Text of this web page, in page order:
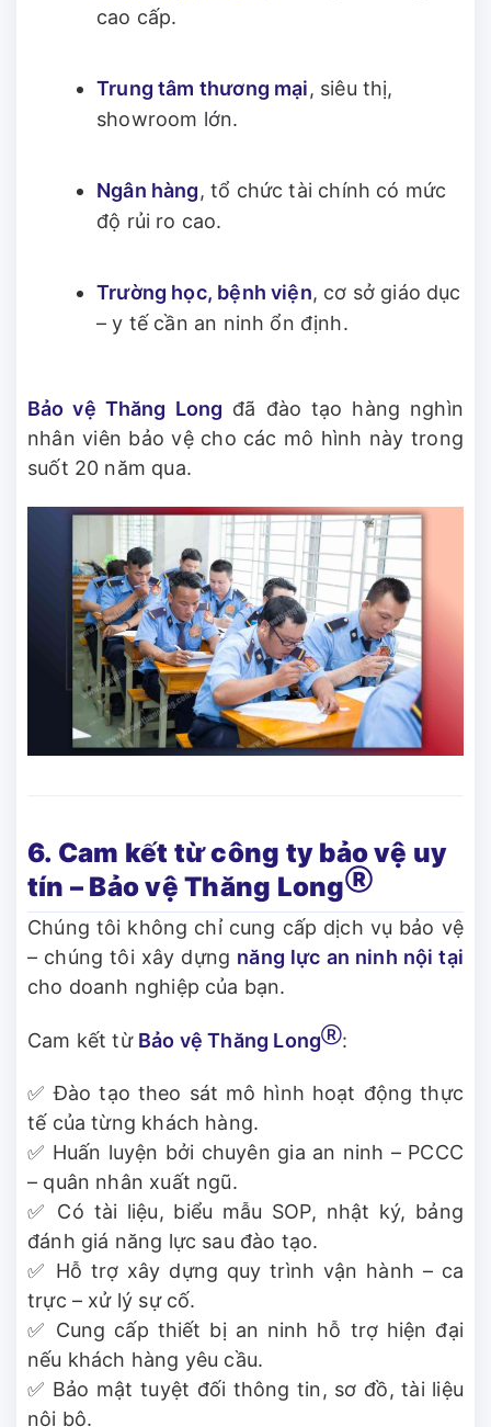
cao cấp.
Trung tâm thương mại, siêu thị,
showroom lớn.
Ngân hàng, tổ chức tài chính có mức
độ rủi ro cao.
Trường học, bệnh viện, cơ sở giáo dục
– y tế cần an ninh ổn định.
Bảo vệ Thăng Long đã đào tạo hàng nghìn
nhân viên bảo vệ cho các mô hình này trong
suốt 20 năm qua.
6. Cam kết từ công ty bảo vệ uy
tín – Bảo vệ Thăng LongⓇ
Chúng tôi không chỉ cung cấp dịch vụ bảo vệ
– chúng tôi xây dựng năng lực an ninh nội tại
cho doanh nghiệp của bạn.
Cam kết từ Bảo vệ Thăng LongⓇ:
✅ Đào tạo theo sát mô hình hoạt động thực
tế của từng khách hàng.
✅ Huấn luyện bởi chuyên gia an ninh – PCCC
– quân nhân xuất ngũ.
✅ Có tài liệu, biểu mẫu SOP, nhật ký, bảng
đánh giá năng lực sau đào tạo.
✅ Hỗ trợ xây dựng quy trình vận hành – ca
trực – xử lý sự cố.
✅ Cung cấp thiết bị an ninh hỗ trợ hiện đại
nếu khách hàng yêu cầu.
✅ Bảo mật tuyệt đối thông tin, sơ đồ, tài liệu
nội bộ.